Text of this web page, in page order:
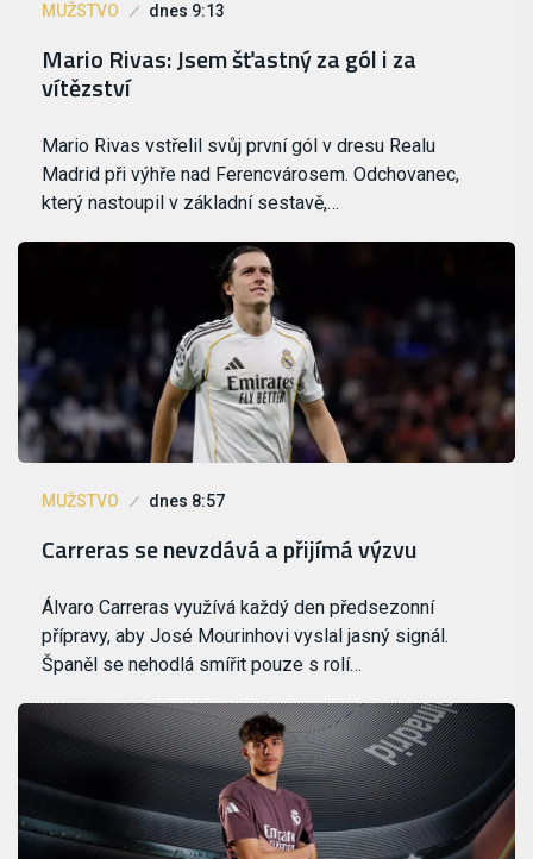
MUŽSTVO dnes 9:13
Mario Rivas: Jsem šťastný za gól i za
vítězství
Mario Rivas vstřelil svůj první gól v dresu Realu
Madrid při výhře nad Ferencvárosem. Odchovanec,
který nastoupil v základní sestavě,…
MUŽSTVO dnes 8:57
Carreras se nevzdává a přijímá výzvu
Álvaro Carreras využívá každý den předsezonní
přípravy, aby José Mourinhovi vyslal jasný signál.
Španěl se nehodlá smířit pouze s rolí…